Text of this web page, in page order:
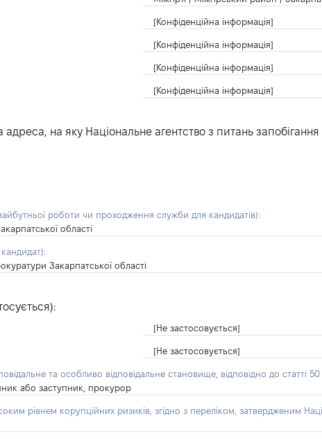
[Конфіденційна інформація]
[Конфіденційна інформація]
[Конфіденційна інформація]
[Конфіденційна інформація]
на яку Національне агентство з питань
роботи чи проходження служби для кандидатів):
області
:
Закарпатської області
[Не застосовується]
[Не застосовується]
та особливо відповідальне становище, відповідно до статті
або заступник, прокурор
рівнем корупційних ризиків, згідно з переліком, затвердженим